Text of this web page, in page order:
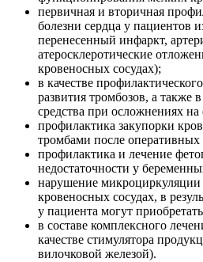
первичная и вторичная
болезни сердца у пациентов
перенесенный инфаркт,
атеросклеротические
кровеносных сосудах);
в качестве
развития тромбозов, а также
средства при осложнениях
профилактика закупорки
тромбами после оперативных
профилактика и лечение
недостаточности у
нарушение
кровеносных сосудах, в
у пациента могут
в составе комплексного
качестве стимулятора
вилочковой железой).